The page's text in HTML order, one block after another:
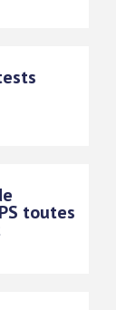
toutes